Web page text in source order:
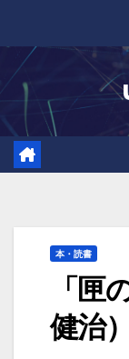
content
本・読書
「匣
健治）